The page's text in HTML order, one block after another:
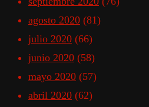
agosto 2020 (81)
julio 2020 (66)
junio 2020 (58)
mayo 2020 (57)
abril 2020 (62)